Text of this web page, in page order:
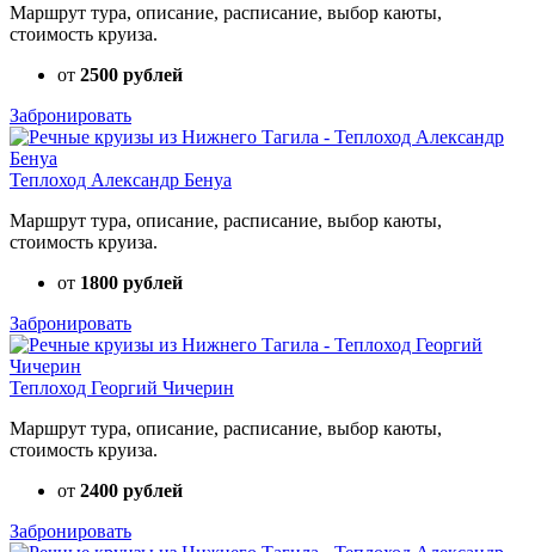
Маршрут тура, описание, расписание, выбор каюты,
стоимость круиза.
от 2500 рублей
Забронировать
Теплоход Александр Бенуа
Маршрут тура, описание, расписание, выбор каюты,
стоимость круиза.
от 1800 рублей
Забронировать
Теплоход Георгий Чичерин
Маршрут тура, описание, расписание, выбор каюты,
стоимость круиза.
от 2400 рублей
Забронировать